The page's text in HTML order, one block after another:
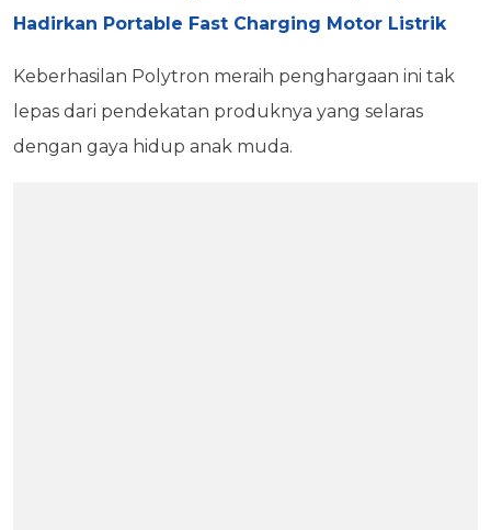
Hadirkan Portable Fast Charging Motor Listrik
Keberhasilan Polytron meraih penghargaan ini tak
lepas dari pendekatan produknya yang selaras
dengan gaya hidup anak muda.